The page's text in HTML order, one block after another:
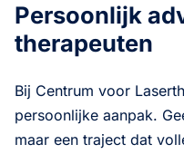
Persoonlijk
therapeuten
Bij Centrum voor
persoonlijke aanpak.
maar een traject dat